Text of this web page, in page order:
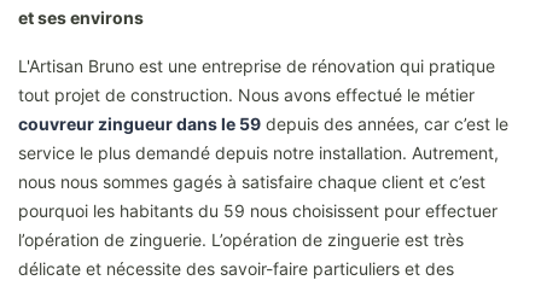
et ses environs
L'Artisan Bruno est une entreprise de rénovation qui pratique
tout projet de construction. Nous avons effectué le métier
couvreur zingueur dans le 59 depuis des années, car c’est le
service le plus demandé depuis notre installation. Autrement,
nous nous sommes gagés à satisfaire chaque client et c’est
pourquoi les habitants du 59 nous choisissent pour effectuer
l’opération de zinguerie. L’opération de zinguerie est très
délicate et nécessite des savoir-faire particuliers et des